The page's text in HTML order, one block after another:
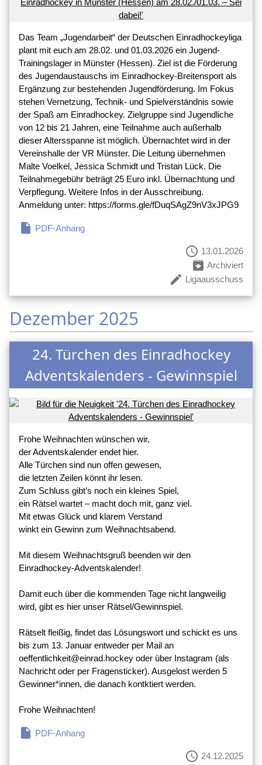
Das Team „Jugendarbeit“ der Deutschen Einradhockeyliga
plant mit euch am 28.02. und 01.03.2026 ein Jugend-
Trainingslager in Münster (Hessen). Ziel ist die Förderung
des Jugendaustauschs im Einradhockey-Breitensport als
Ergänzung zur bestehenden Jugendförderung. Im Fokus
stehen Vernetzung, Technik- und Spielverständnis sowie
der Spaß am Einradhockey. Zielgruppe sind Jugendliche
von 12 bis 21 Jahren, eine Teilnahme auch außerhalb
dieser Altersspanne ist möglich. Übernachtet wird in der
Vereinshalle der VR Münster. Die Leitung übernehmen
Malte Voelkel, Jessica Schmidt und Tristan Lück. Die
Teilnahmegebühr beträgt 25 Euro inkl. Übernachtung und
Verpflegung. Weitere Infos in der Ausschreibung.
Anmeldung unter: https://forms.gle/fDuqSAgZ9nV3xJPG9
insert_drive_file PDF-Anhang
schedule 13.01.2026
archive Archiviert
create Ligaausschuss
Dezember 2025
24. Türchen des Einradhockey
Adventskalenders - Gewinnspiel
Frohe Weihnachten wünschen wir,
der Adventskalender endet hier.
Alle Türchen sind nun offen gewesen,
die letzten Zeilen könnt ihr lesen.
Zum Schluss gibt’s noch ein kleines Spiel,
ein Rätsel wartet – macht doch mit, ganz viel.
Mit etwas Glück und klarem Verstand
winkt ein Gewinn zum Weihnachtsabend.
Mit diesem Weihnachtsgruß beenden wir den
Einradhockey-Adventskalender!
Damit euch über die kommenden Tage nicht langweilig
wird, gibt es hier unser Rätsel/Gewinnspiel.
Rätselt fleißig, findet das Lösungswort und schickt es uns
bis zum 13. Januar entweder per Mail an
oeffentlichkeit@einrad.hockey oder über Instagram (als
Nachricht oder per Fragensticker). Ausgelost werden 5
Gewinner*innen, die danach kontktiert werden.
Frohe Weihnachten!
insert_drive_file PDF-Anhang
schedule 24.12.2025